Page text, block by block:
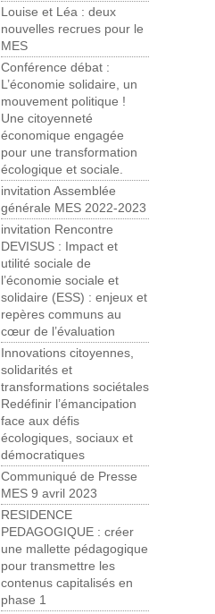
Louise et Léa : deux
nouvelles recrues pour le
MES
Conférence débat :
L’économie solidaire, un
mouvement politique !
Une citoyenneté
économique engagée
pour une transformation
écologique et sociale.
invitation Assemblée
générale MES 2022-2023
invitation Rencontre
DEVISUS : Impact et
utilité sociale de
l’économie sociale et
solidaire (ESS) : enjeux et
repères communs au
cœur de l’évaluation
Innovations citoyennes,
solidarités et
transformations sociétales
Redéfinir l’émancipation
face aux défis
écologiques, sociaux et
démocratiques
Communiqué de Presse
MES 9 avril 2023
RESIDENCE
PEDAGOGIQUE : créer
une mallette pédagogique
pour transmettre les
contenus capitalisés en
phase 1